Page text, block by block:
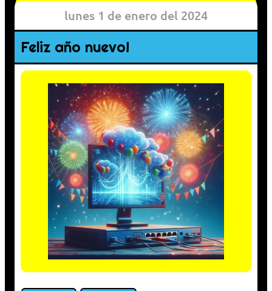
lunes 1 de enero del 2024
Feliz año nuevo!